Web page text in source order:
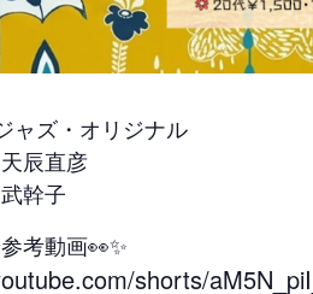
ャズ・オリジナル
辰直彦
幹子
考動画👀✨
shorts/